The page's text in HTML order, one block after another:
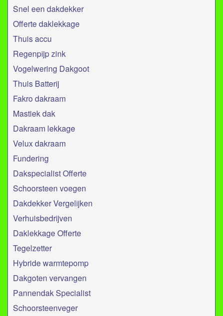
Snel een dakdekker
Offerte daklekkage
Thuis accu
Regenpijp zink
Vogelwering Dakgoot
Thuis Batterij
Fakro dakraam
Mastiek dak
Dakraam lekkage
Velux dakraam
Fundering
Dakspecialist Offerte
Schoorsteen voegen
Dakdekker Vergelijken
Verhuisbedrijven
Daklekkage Offerte
Tegelzetter
Hybride warmtepomp
Dakgoten vervangen
Pannendak Specialist
Schoorsteenveger